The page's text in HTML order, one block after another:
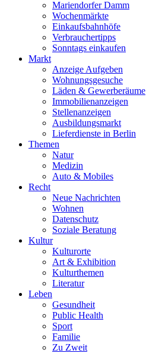
Mariendorfer Damm
Wochenmärkte
Einkaufsbahnhöfe
Verbrauchertipps
Sonntags einkaufen
Markt
Anzeige Aufgeben
Wohnungsgesuche
Läden & Gewerberäume
Immobilienanzeigen
Stellenanzeigen
Ausbildungsmarkt
Lieferdienste in Berlin
Themen
Natur
Medizin
Auto & Mobiles
Recht
Neue Nachrichten
Wohnen
Datenschutz
Soziale Beratung
Kultur
Kulturorte
Art & Exhibition
Kulturthemen
Literatur
Leben
Gesundheit
Public Health
Sport
Familie
Zu Zweit